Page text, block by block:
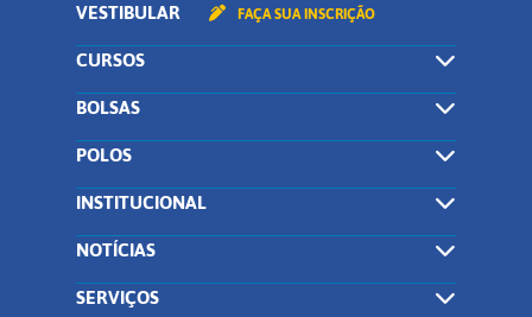
VESTIBULAR FAÇA SUA INSCRIÇÃO
CURSOS
BOLSAS
POLOS
INSTITUCIONAL
NOTÍCIAS
SERVIÇOS